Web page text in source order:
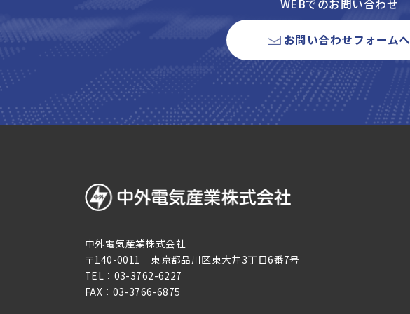
WEBでのお問い合わせ
お問い合わせフォームへ
中外電気産業株式会社
〒140-0011 東京都品川区東大井3丁目6番7号
TEL： 03-3762-6227
FAX： 03-3766-6875